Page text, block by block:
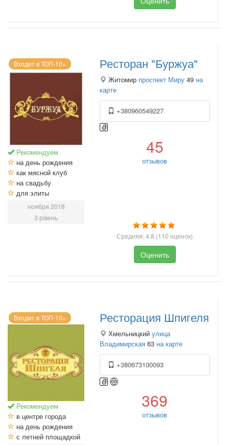
Входит в ТОП-10+
Рекомендуем
на день рождения
как мясной клуб
на свадьбу
для элиты
ноября 2018
3 рівень
Ресторан "Буржуа"
Житомир проспект Миру 49 на
карте
+380960549227
45
отзывов
Средняя:4.8 (110 оценок)
Оценить
Входит в ТОП-10+
Рекомендуем
в центре города
на день рождения
с летней площадкой
Ресторация Шпигеля
Хмельницкий улица
Владимирская 63 на карте
+380673100093
369
отзывов